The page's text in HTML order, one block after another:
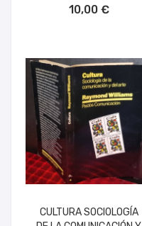
10,00 €
CULTURA SOCIOLOGÍA